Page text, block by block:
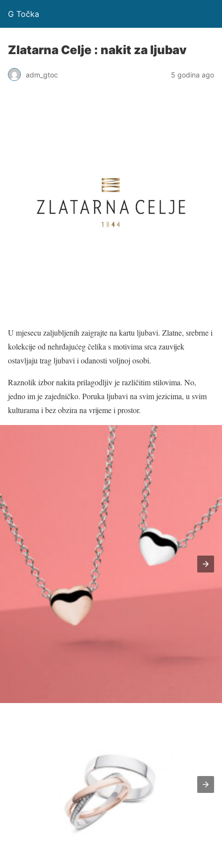
G Točka
Zlatarna Celje : nakit za ljubav
adm_gtoc 5 godina ago
U mjesecu zaljubljenih zaigrajte na kartu ljubavi. Zlatne, srebrne i
kolekcije od nehrđajućeg čelika s motivima srca zauvijek
ostavljaju trag ljubavi i odanosti voljnoj osobi.
Raznolik izbor nakita prilagodljiv je različitim stilovima. No,
jedno im je zajedničko. Poruka ljubavi na svim jezicima, u svim
kulturama i bez obzira na vrijeme i prostor.